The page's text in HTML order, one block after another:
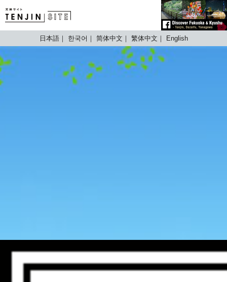
TENJIN SITE
日本語 한국어 简体中文 繁体中文 English